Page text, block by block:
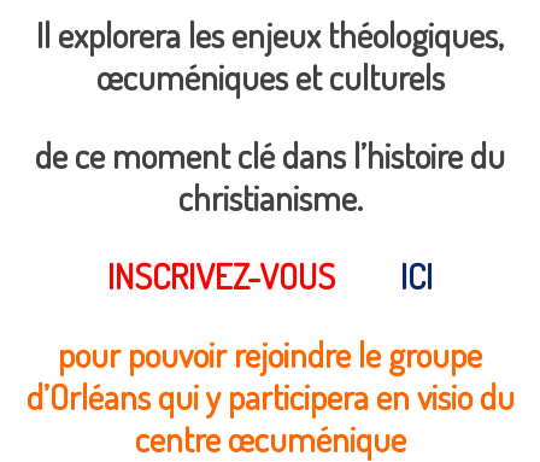
Il explorera les enjeux théologiques,
œcuméniques et culturels
de ce moment clé dans l’histoire du
christianisme.
INSCRIVEZ-VOUS
ICI
pour pouvoir rejoindre le groupe
d’Orléans qui y participera en visio du
centre œcuménique